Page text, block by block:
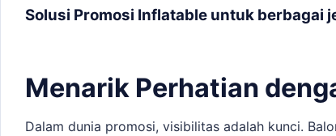
Solusi Promosi Inflatable untuk berbagai
Menarik Perhatian
Dalam dunia promosi, visibilitas adalah kunci.